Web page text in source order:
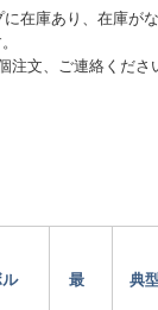
在庫あり、在庫が
注文、ご連絡くださ
最 典型